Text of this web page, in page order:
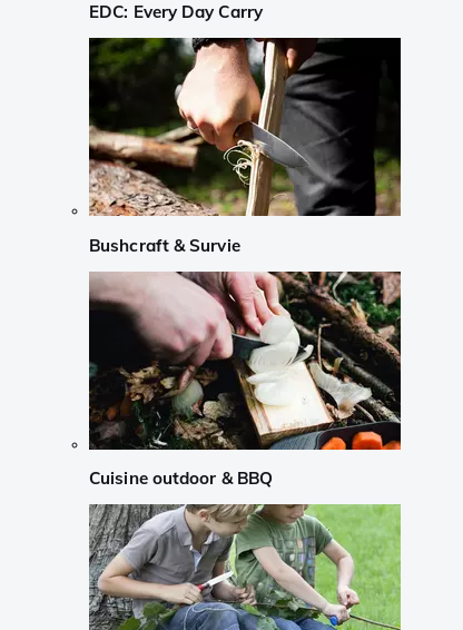
EDC: Every Day Carry
Bushcraft & Survie
Cuisine outdoor & BBQ